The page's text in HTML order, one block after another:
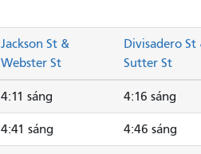
Jackson St &
Webster St
Divisadero St
Sutter St
4:11 sáng 4:16 sáng
4:41 sáng 4:46 sáng